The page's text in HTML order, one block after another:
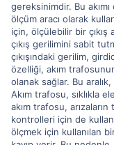
gereksinimdir. Bu
ölçüm aracı olarak
için, ölçülebilir bir çıkış
çıkış gerilimini sabit
çıkışındaki gerilim,
özelliği, akım
olanak sağlar. Bu aralık,
Akım trafosu, sıklıkla
akım trafosu,
kontrolleri için de
ölçmek için kullanılan